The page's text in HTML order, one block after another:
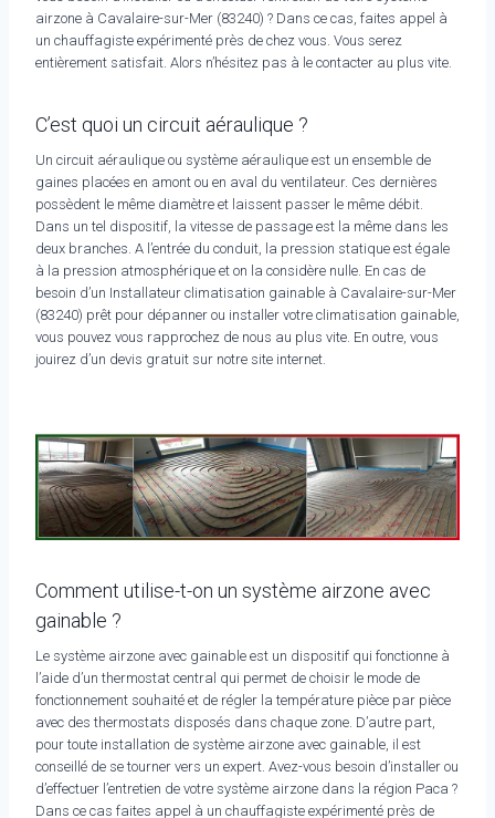
airzone à Cavalaire-sur-Mer (83240) ? Dans ce cas, faites appel à
un chauffagiste expérimenté près de chez vous. Vous serez
entièrement satisfait. Alors n’hésitez pas à le contacter au plus vite.
C’est quoi un circuit aéraulique ?
Un circuit aéraulique ou système aéraulique est un ensemble de
gaines placées en amont ou en aval du ventilateur. Ces dernières
possèdent le même diamètre et laissent passer le même débit.
Dans un tel dispositif, la vitesse de passage est la même dans les
deux branches. A l’entrée du conduit, la pression statique est égale
à la pression atmosphérique et on la considère nulle. En cas de
besoin d’un Installateur climatisation gainable à Cavalaire-sur-Mer
(83240) prêt pour dépanner ou installer votre climatisation gainable,
vous pouvez vous rapprochez de nous au plus vite. En outre, vous
jouirez d’un devis gratuit sur notre site internet.
Comment utilise-t-on un système airzone avec
gainable ?
Le système airzone avec gainable est un dispositif qui fonctionne à
l’aide d’un thermostat central qui permet de choisir le mode de
fonctionnement souhaité et de régler la température pièce par pièce
avec des thermostats disposés dans chaque zone. D’autre part,
pour toute installation de système airzone avec gainable, il est
conseillé de se tourner vers un expert. Avez-vous besoin d’installer ou
d’effectuer l’entretien de votre système airzone dans la région Paca ?
Dans ce cas faites appel à un chauffagiste expérimenté près de